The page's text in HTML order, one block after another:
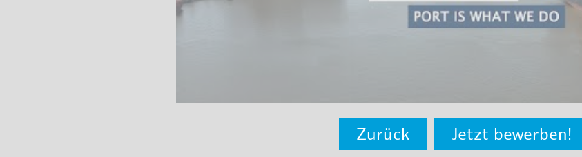
Zurück Jetzt bewerben!